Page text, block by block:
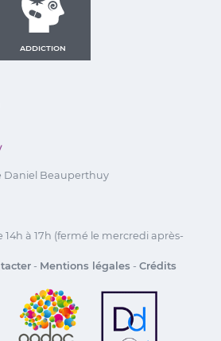
ADDICTION
Saint-Martin, Saint
Daniel Beauperthuy
14h à 17h (fermé le mercredi après-
- Mentions légales - Crédits